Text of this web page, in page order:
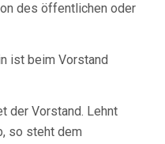
des öffentlichen oder
ist beim Vorstand
der Vorstand. Lehnt
so steht dem